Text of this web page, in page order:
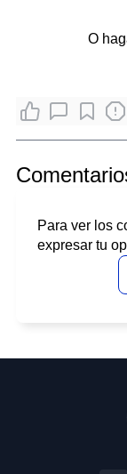
O
Para ver los
expresar tu